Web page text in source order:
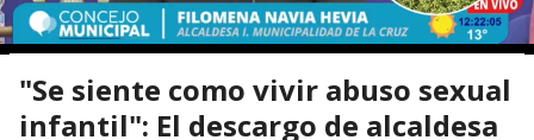
"Se siente como vivir abuso sexual
infantil": El descargo de alcaldesa